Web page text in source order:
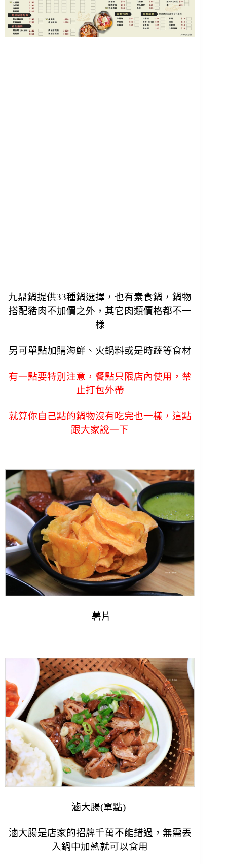
九鼎鍋提供33種鍋選擇，也有素食鍋，鍋物
搭配豬肉不加價之外，其它肉類價格都不一
樣
另可單點加購海鮮、火鍋料或是時蔬等食材
有一點要特別注意，餐點只限店內使用，禁
止打包外帶
就算你自己點的鍋物沒有吃完也一樣， 這點
跟大家說一下
薯片
滷大腸(單點)
滷大腸是店家的招牌千萬不能錯過，無需丟
入鍋中加熱就可以食用